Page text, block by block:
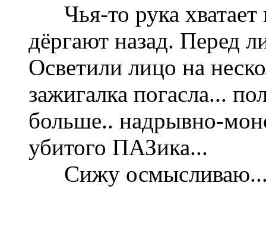
Чья-то рука хватает
дёргают назад. Перед
Осветили лицо на
зажигалка погасла...
больше.. надрывно-
убитого ПАЗика...
Сижу осмысливаю...